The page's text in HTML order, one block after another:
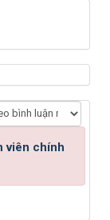
viên chính